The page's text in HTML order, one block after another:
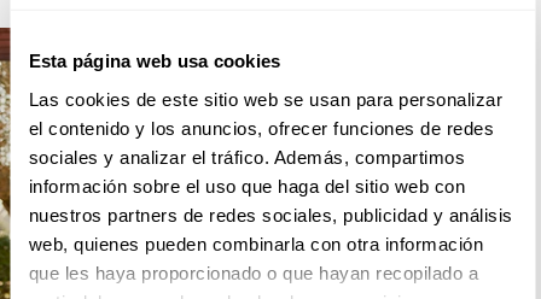
Esta página web usa cookies
Las cookies de este sitio web se usan para personalizar
el contenido y los anuncios, ofrecer funciones de redes
sociales y analizar el tráfico. Además, compartimos
información sobre el uso que haga del sitio web con
nuestros partners de redes sociales, publicidad y análisis
web, quienes pueden combinarla con otra información
que les haya proporcionado o que hayan recopilado a